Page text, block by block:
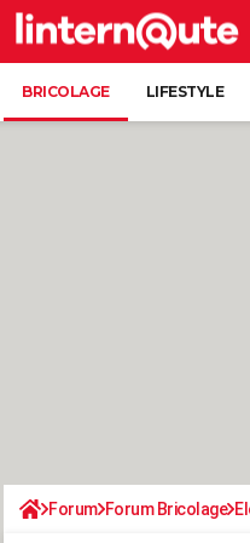
BRICOLAGE LIFESTYLE
Forum Forum Bricolage